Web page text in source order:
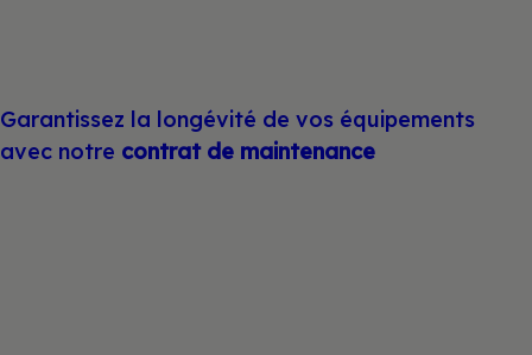
Garantissez la longévité de vos équipements
avec notre contrat de maintenance